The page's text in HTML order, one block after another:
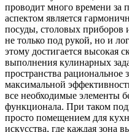
проводит много времени
аспектом является
посуды, столовых приборов
не только под рукой, но и
этому достигается высокая
выполнения кулинарных
пространства рациональное
максимальной
все необходимые элементы
функционала. При таком
просто помещением для
искусства, где каждая зона